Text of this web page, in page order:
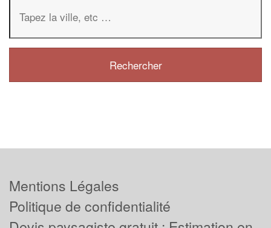
Mentions Légales
Politique de confidentialité